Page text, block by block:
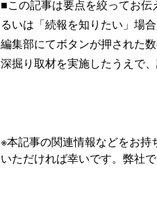
■この記事は要点を絞ってお
るいは「続報を知りたい」場
編集部にてボタンが押された
深掘り取材を実施したうえで
※本記事の関連情報などをお
いただければ幸いです。弊社